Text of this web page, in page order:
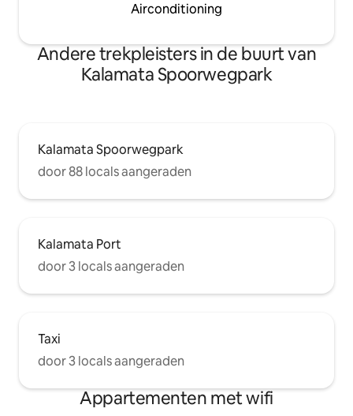
Airconditioning
Andere trekpleisters in de buurt van
Kalamata Spoorwegpark
Kalamata Spoorwegpark
door 88 locals aangeraden
Kalamata Port
door 3 locals aangeraden
Taxi
door 3 locals aangeraden
Appartementen met wifi